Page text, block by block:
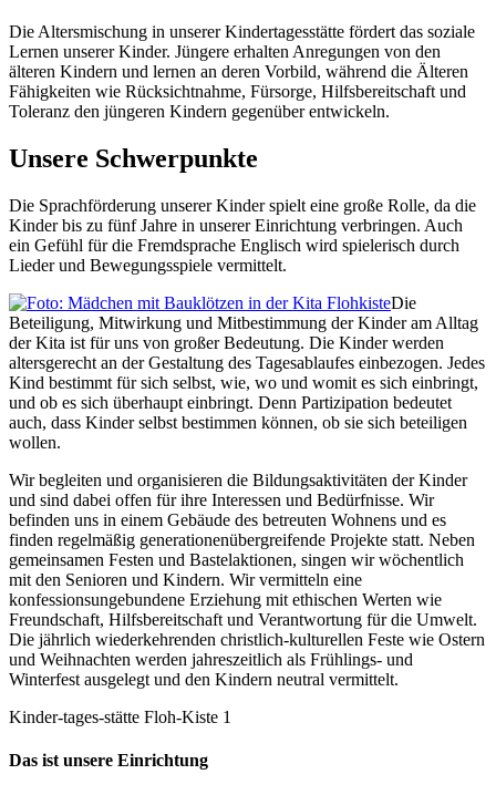
Die Altersmischung in unserer Kindertagesstätte fördert das soziale
Lernen unserer Kinder. Jüngere erhalten Anregungen von den
älteren Kindern und lernen an deren Vorbild, während die Älteren
Fähigkeiten wie Rücksichtnahme, Fürsorge, Hilfsbereitschaft und
Toleranz den jüngeren Kindern gegenüber entwickeln.
Unsere Schwerpunkte
Die Sprachförderung unserer Kinder spielt eine große Rolle, da die
Kinder bis zu fünf Jahre in unserer Einrichtung verbringen. Auch
ein Gefühl für die Fremdsprache Englisch wird spielerisch durch
Lieder und Bewegungsspiele vermittelt.
Die
Beteiligung, Mitwirkung und Mitbestimmung der Kinder am Alltag
der Kita ist für uns von großer Bedeutung. Die Kinder werden
altersgerecht an der Gestaltung des Tagesablaufes einbezogen. Jedes
Kind bestimmt für sich selbst, wie, wo und womit es sich einbringt,
und ob es sich überhaupt einbringt. Denn Partizipation bedeutet
auch, dass Kinder selbst bestimmen können, ob sie sich beteiligen
wollen.
Wir begleiten und organisieren die Bildungsaktivitäten der Kinder
und sind dabei offen für ihre Interessen und Bedürfnisse. Wir
befinden uns in einem Gebäude des betreuten Wohnens und es
finden regelmäßig generationenübergreifende Projekte statt. Neben
gemeinsamen Festen und Bastelaktionen, singen wir wöchentlich
mit den Senioren und Kindern. Wir vermitteln eine
konfessionsungebundene Erziehung mit ethischen Werten wie
Freundschaft, Hilfsbereitschaft und Verantwortung für die Umwelt.
Die jährlich wiederkehrenden christlich-kulturellen Feste wie Ostern
und Weihnachten werden jahreszeitlich als Frühlings- und
Winterfest ausgelegt und den Kindern neutral vermittelt.
Kinder-tages-stätte Floh-Kiste 1
Das ist unsere Einrichtung